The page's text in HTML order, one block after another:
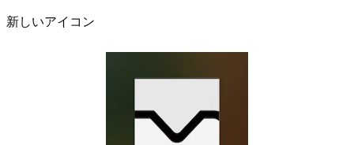
新しいアイコン